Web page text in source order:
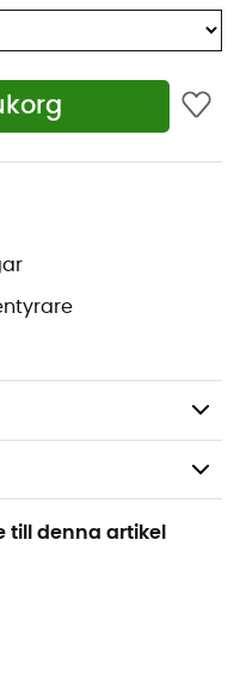
avslappnade kvällar
% merinoull för att
Med en typisk design
som i bergen.
elasticitet
till denna artikel